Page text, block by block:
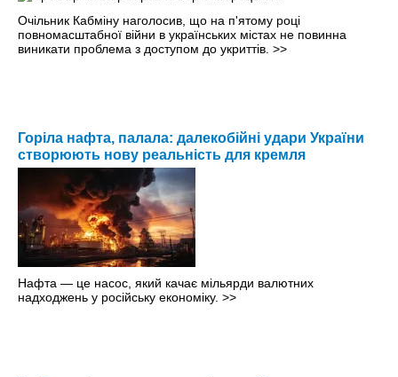
Очільник Кабміну наголосив, що на п'ятому році
повномасштабної війни в українських містах не повинна
виникати проблема з доступом до укриттів. >>
Горіла нафта, палала: далекобійні удари України
створюють нову реальність для кремля
Нафта — це насос, який качає мільярди валютних
надходжень у російську економіку. >>